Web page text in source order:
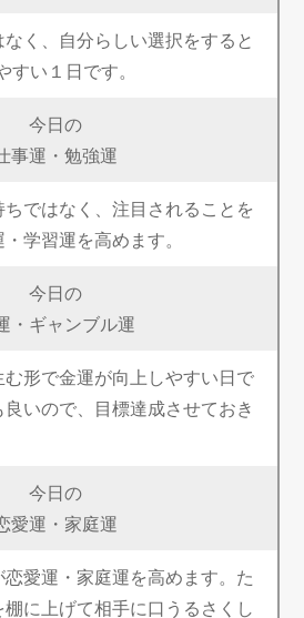
く、自分らしい選択をすると
い１日です。
今日の
事運・勉強運
ではなく、注目されることを
学習運を高めます。
今日の
・ギャンブル運
形で金運が向上しやすい日で
いので、目標達成させておき
今日の
愛運・家庭運
愛運・家庭運を高めます。た
に上げて相手に口うるさくし